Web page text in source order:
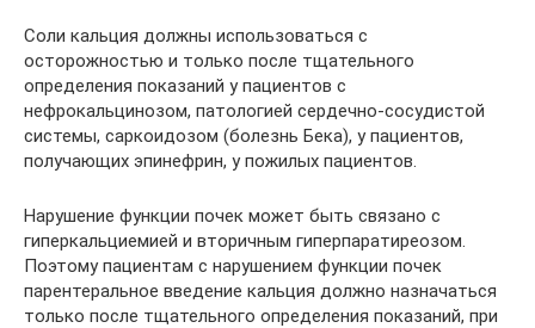
Соли кальция должны использоваться с
осторожностью и только после тщательного
определения показаний у пациентов с
нефрокальцинозом, патологией сердечно-сосудистой
системы, саркоидозом (болезнь Бека), у пациентов,
получающих эпинефрин, у пожилых пациентов.
Нарушение функции почек может быть связано с
гиперкальциемией и вторичным гиперпаратиреозом.
Поэтому пациентам с нарушением функции почек
парентеральное введение кальция должно назначаться
только после тщательного определения показаний, при